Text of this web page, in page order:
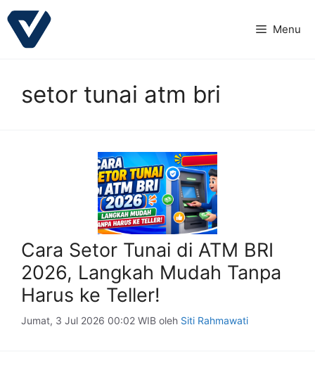
Langsung
ke
Menu
setor tunai atm bri
Cara Setor Tunai di ATM BRI
2026, Langkah Mudah Tanpa
Harus ke Teller!
Jumat, 3 Jul 2026 00:02 WIB oleh Siti Rahmawati